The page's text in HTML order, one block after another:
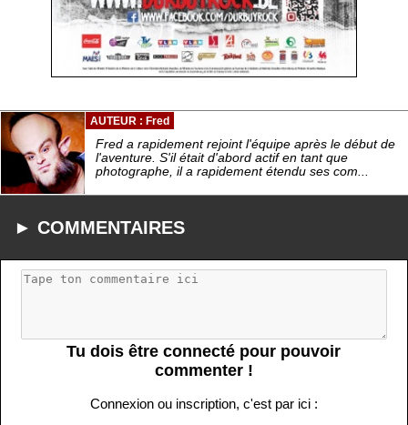
AUTEUR : Fred
Fred a rapidement rejoint l'équipe après le début de
l'aventure. S'il était d'abord actif en tant que
photographe, il a rapidement étendu ses com...
► COMMENTAIRES
Tu dois être connecté pour pouvoir
commenter !
Connexion ou inscription, c'est par ici :